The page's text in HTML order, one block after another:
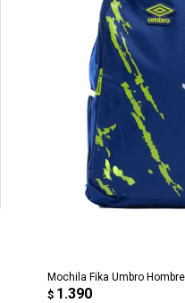
Mochila Fika Umbro Hombre
$ 1.390